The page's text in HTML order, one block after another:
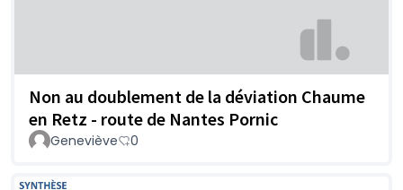
Non au doublement de la déviation Chaume
en Retz - route de Nantes Pornic
Geneviève 0